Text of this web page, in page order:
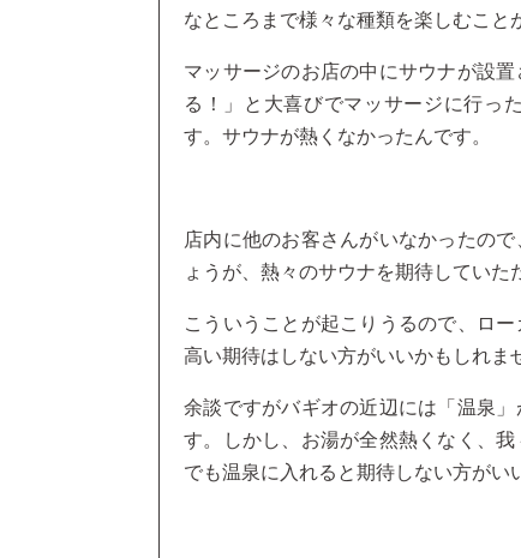
なところまで様々な種類を楽しむこと
マッサージのお店の中にサウナが設
る！」と大喜びでマッサージに行っ
す。サウナが熱くなかったんです。
店内に他のお客さんがいなかったの
ょうが、熱々のサウナを期待していた
こういうことが起こりうるので、ロ
高い期待はしない方がいいかもしれま
余談ですがバギオの近辺には「温泉
す。しかし、お湯が全然熱くなく、
でも温泉に入れると期待しない方がい